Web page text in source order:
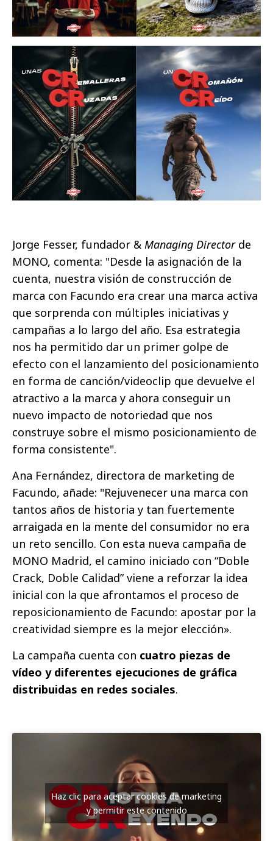
Jorge Fesser, fundador & Managing Director de
MONO, comenta: "Desde la asignación de la
cuenta, nuestra visión de construcción de
marca con Facundo era crear una marca activa
que sorprenda con múltiples iniciativas y
campañas a lo largo del año. Esa estrategia
nos ha permitido dar un primer golpe de
efecto con el lanzamiento del posicionamiento
en forma de canción/videoclip que devuelve el
atractivo a la marca y ahora conseguir un
nuevo impacto de notoriedad que nos
construye sobre el mismo posicionamiento de
forma consistente".
Ana Fernández, directora de marketing de
Facundo, añade: "Rejuvenecer una marca con
tantos años de historia y tan fuertemente
arraigada en la mente del consumidor no era
un reto sencillo. Con esta nueva campaña de
MONO Madrid, el camino iniciado con “Doble
Crack, Doble Calidad” viene a reforzar la idea
inicial con la que afrontamos el proceso de
reposicionamiento de Facundo: apostar por la
creatividad siempre es la mejor elección».
La campaña cuenta con cuatro piezas de
vídeo y diferentes ejecuciones de gráfica
distribuidas en redes sociales.
Haz clic para aceptar cookies de marketing
y permitir este contenido